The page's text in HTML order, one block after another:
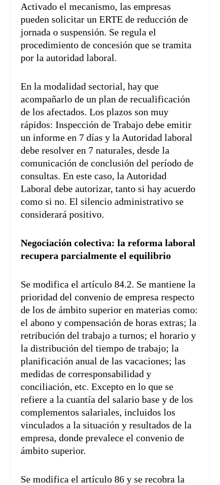
Activado el mecanismo, las empresas
pueden solicitar un ERTE de reducción de
jornada o suspensión. Se regula el
procedimiento de concesión que se tramita
por la autoridad laboral.
En la modalidad sectorial, hay que
acompañarlo de un plan de recualificación
de los afectados. Los plazos son muy
rápidos: Inspección de Trabajo debe emitir
un informe en 7 días y la Autoridad laboral
debe resolver en 7 naturales, desde la
comunicación de conclusión del período de
consultas. En este caso, la Autoridad
Laboral debe autorizar, tanto si hay acuerdo
como si no. El silencio administrativo se
considerará positivo.
Negociación colectiva: la reforma laboral
recupera parcialmente el equilibrio
Se modifica el artículo 84.2. Se mantiene la
prioridad del convenio de empresa respecto
de los de ámbito superior en materias como:
el abono y compensación de horas extras; la
retribución del trabajo a turnos; el horario y
la distribución del tiempo de trabajo; la
planificación anual de las vacaciones; las
medidas de corresponsabilidad y
conciliación, etc. Excepto en lo que se
refiere a la cuantía del salario base y de los
complementos salariales, incluidos los
vinculados a la situación y resultados de la
empresa, donde prevalece el convenio de
ámbito superior.
Se modifica el artículo 86 y se recobra la